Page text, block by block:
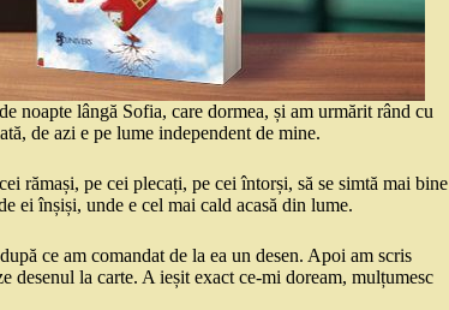
noapte lângă Sofia, care dormea, și am urmărit rând cu
de azi e pe lume independent de mine.
rămași, pe cei plecați, pe cei întorși, să se simtă mai bine
ei înșiși, unde e cel mai cald acasă din lume.
ce am comandat de la ea un desen. Apoi am scris
desenul la carte. A ieșit exact ce-mi doream, mulțumesc